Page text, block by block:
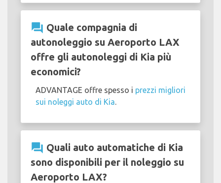
question_answer Quale compagnia di
autonoleggio su Aeroporto LAX
offre gli autonoleggi di Kia più
economici?
ADVANTAGE offre spesso i prezzi migliori
sui noleggi auto di Kia
question_answer Quali auto automatiche di Kia
sono disponibili per il noleggio su
Aeroporto LAX?